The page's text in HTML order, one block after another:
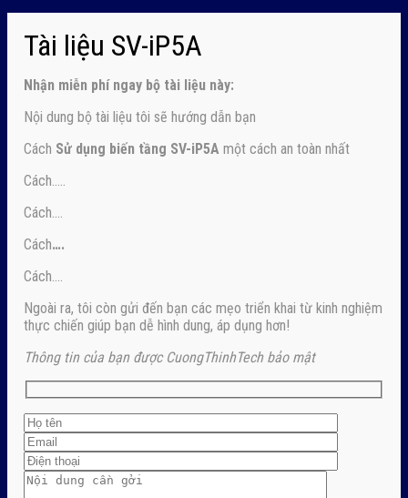
Tài liệu SV-iP5A
Nhận miễn phí ngay bộ tài liệu này:
Nội dung bộ tài liệu tôi sẽ hướng dẫn bạn
Cách Sử dụng biến tầng SV-iP5A một cách an toàn nhất
Cách…..
Cách….
Cách….
Cách….
Ngoài ra, tôi còn gửi đến bạn các mẹo triển khai từ kinh nghiệm
thực chiến giúp bạn dễ hình dung, áp dụng hơn!
Thông tin của bạn được CuongThinhTech bảo mật